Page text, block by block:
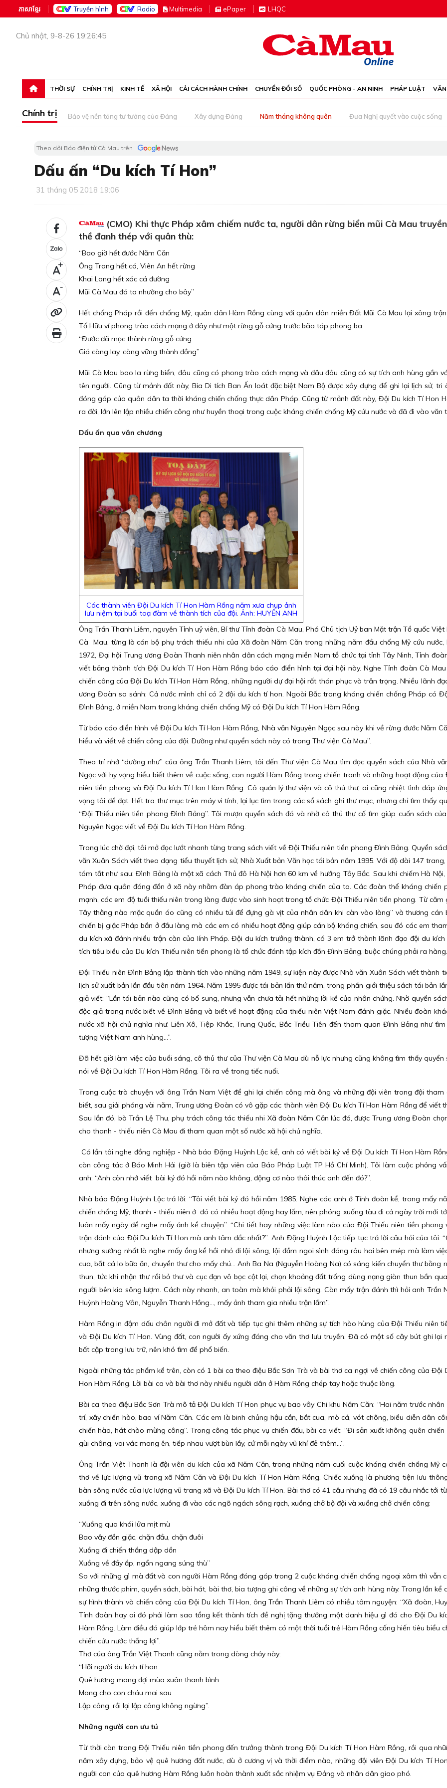
ភាសាខ្មែរ Truyền hình Radio Multimedia ePaper LHQC
Chủ nhật, 9-8-26 19:26:45
THỜI SỰ CHÍNH TRỊ KINH TẾ XÃ HỘI CẢI CÁCH HÀNH CHÍNH CHUYỂN ĐỔI SỐ QUỐC PHÒNG - AN NINH PHÁP LUẬT
Chính trị Bảo vệ nền tảng tư tưởng của Đảng Xây dựng Đảng Năm tháng không quên Đưa Nghị quyết vào cuộc sống
Theo dõi Báo điện tử Cà Mau trên
Dấu ấn “Du kích Tí Hon”
31 tháng 05 2018 19:06
+
-
(CMO) Khi thực Pháp xâm chiếm nước ta, người dân rừng biển mũi Cà Mau
thề đanh thép với quân thù:
“Bao giờ hết đước Năm Căn
Ông Trang hết cá, Viên An hết rừng
Khai Long hết xác cá đường
Mũi Cà Mau đó ta nhường cho bây”
Hết chống Pháp rồi đến chống Mỹ, quân dân Hàm Rồng cùng với quân dân miền Đất Mũi Cà Mau lại xông
Tố Hữu ví phong trào cách mạng ở đây như một rừng gỗ cứng trước bão táp phong ba:
“Đước đã mọc thành rừng gỗ cứng
Gió càng lay, càng vững thành đồng”
Mũi Cà Mau bao la rừng biển, đâu cũng có phong trào cách mạng và đâu đâu cũng có sự tích anh hùng gắn
tên người. Cũng từ mảnh đất này, Bia Di tích Ban Ấn loát đặc biệt Nam Bộ được xây dựng để ghi lại lịch sử, tri
đóng góp của quân dân ta thời kháng chiến chống thực dân Pháp. Cũng từ mảnh đất này, Đội Du kích Tí Hon
ra đời, lớn lên lập nhiều chiến công như huyền thoại trong cuộc kháng chiến chống Mỹ cứu nước và đã đi vào văn
Dấu ấn qua văn chương
Các thành viên Đội Du kích Tí Hon Hàm Rồng năm xưa chụp ảnh
lưu niệm tại buổi toạ đàm về thành tích của đội. Ảnh: HUYỀN ANH
Ông Trần Thanh Liêm, nguyên Tỉnh uỷ viên, Bí thư Tỉnh đoàn Cà Mau, Phó Chủ tịch Uỷ ban Mặt trận Tổ quốc Việt
Cà Mau, từng là cán bộ phụ trách thiếu nhi của Xã đoàn Năm Căn trong những năm đầu chống Mỹ cứu nước,
1972, Đại hội Trung ương Đoàn Thanh niên nhân dân cách mạng miền Nam tổ chức tại tỉnh Tây Ninh, Tỉnh
viết bảng thành tích Đội Du kích Tí Hon Hàm Rồng báo cáo điển hình tại đại hội này. Nghe Tỉnh đoàn Cà
chiến công của Đội Du kích Tí Hon Hàm Rồng, những người dự đại hội rất thán phục và trân trọng. Nhiều lãnh
ương Đoàn so sánh: Cả nước mình chỉ có 2 đội du kích tí hon. Ngoài Bắc trong kháng chiến chống Pháp có
Đình Bảng, ở miền Nam trong kháng chiến chống Mỹ có Đội Du kích Tí Hon Hàm Rồng.
Từ báo cáo điển hình về Đội Du kích Tí Hon Hàm Rồng, Nhà văn Nguyên Ngọc sau này khi về rừng đước Năm
hiểu và viết về chiến công của đội. Dường như quyển sách này có trong Thư viện Cà Mau”.
Theo trí nhớ “dường như” của ông Trần Thanh Liêm, tôi đến Thư viện Cà Mau tìm đọc quyển sách của Nhà
Ngọc với hy vọng hiểu biết thêm về cuộc sống, con người Hàm Rồng trong chiến tranh và những hoạt động của
niên tiền phong và Đội Du kích Tí Hon Hàm Rồng. Cô quản lý thư viện và cô thủ thư, ai cũng nhiệt tình đáp
vọng tôi đề đạt. Hết tra thư mục trên máy vi tính, lại lục tìm trong các sổ sách ghi thư mục, nhưng chỉ tìm thấy
“Đội Thiếu niên tiền phong Đình Bảng”. Tôi mượn quyển sách đó và nhờ cô thủ thư cố tìm giúp cuốn sách
Nguyên Ngọc viết về Đội Du kích Tí Hon Hàm Rồng.
Trong lúc chờ đợi, tôi mở đọc lướt nhanh từng trang sách viết về Đội Thiếu niên tiền phong Đình Bảng. Quyển
văn Xuân Sách viết theo dạng tiểu thuyết lịch sử, Nhà Xuất bản Văn học tái bản năm 1995. Với độ dài 147
tóm tắt như sau: Đình Bảng là một xã cách Thủ đô Hà Nội hơn 60 km về hướng Tây Bắc. Sau khi chiếm Hà
Pháp đưa quân đóng đồn ở xã này nhằm đàn áp phong trào kháng chiến của ta. Các đoàn thể kháng chiến
mạnh, các em độ tuổi thiếu niên trong làng được vào sinh hoạt trong tổ chức Đội Thiếu niên tiền phong. Từ căm
Tây thằng nào mặc quần áo cũng có nhiều túi để đựng gà vịt của nhân dân khi càn vào làng” và thương cán
chiến bị giặc Pháp bắn ở đầu làng mà các em có nhiều hoạt động giúp cán bộ kháng chiến, sau đó các em
du kích xã đánh nhiều trận càn của lính Pháp. Đội du kích trưởng thành, có 3 em trở thành lãnh đạo đội du
tích tiêu biểu của Du kích Thiếu niên tiền phong là tổ chức đánh tập kích đồn Đình Bảng, buộc chúng phải ra hàng.
Đội Thiếu niên Đình Bảng lập thành tích vào những năm 1949, sự kiện này được Nhà văn Xuân Sách viết thành
lịch sử xuất bản lần đầu tiên năm 1964. Năm 1995 được tái bản lần thứ năm, trong phần giới thiệu sách tái bản
giả viết: “Lần tái bản nào cũng có bổ sung, nhưng vẫn chưa tải hết những lời kể của nhân chứng. Nhờ quyển
độc giả trong nước biết về Đình Bảng và biết về hoạt động của thiếu niên Việt Nam đánh giặc. Nhiều đoàn
nước xã hội chủ nghĩa như: Liên Xô, Tiệp Khắc, Trung Quốc, Bắc Triều Tiên đến tham quan Đình Bảng như
tượng Việt Nam anh hùng…”.
Đã hết giờ làm việc của buổi sáng, cô thủ thư của Thư viện Cà Mau dù nỗ lực nhưng cũng không tìm thấy quyển
nói về Đội Du kích Tí Hon Hàm Rồng. Tôi ra về trong tiếc nuối.
Trong cuộc trò chuyện với ông Trần Nam Việt để ghi lại chiến công mà ông và những đội viên trong đội tham
biết, sau giải phóng vài năm, Trung ương Đoàn có vô gặp các thành viên Đội Du kích Tí Hon Hàm Rồng để viết
Sau lần đó, bà Trần Lệ Thu, phụ trách công tác thiếu nhi Xã đoàn Năm Căn lúc đó, được Trung ương Đoàn
cho thanh - thiếu niên Cà Mau đi tham quan một số nước xã hội chủ nghĩa.
Có lần tôi nghe đồng nghiệp - Nhà báo Đặng Huỳnh Lộc kể, anh có viết bài ký về Đội Du kích Tí Hon Hàm
còn công tác ở Báo Minh Hải (giờ là biên tập viên của Báo Pháp Luật TP Hồ Chí Minh). Tôi làm cuộc phỏng
anh: “Anh còn nhớ viết bài ký đó hồi năm nào không, động cơ nào thôi thúc anh đến đó?”.
Nhà báo Đặng Huỳnh Lộc trả lời: “Tôi viết bài ký đó hồi năm 1985. Nghe các anh ở Tỉnh đoàn kể, trong mấy
chiến chống Mỹ, thanh - thiếu niên ở đó có nhiều hoạt động hay lắm, nên phóng xuống tàu đi cả ngày trời mới
luôn mấy ngày để nghe mấy ảnh kể chuyện”. “Chi tiết hay những việc làm nào của Đội Thiếu niên tiền phong
trận đánh của Đội Du kích Tí Hon mà anh tâm đắc nhất?”. Anh Đặng Huỳnh Lộc tiếp tục trả lời câu hỏi của tôi:
nhưng sướng nhất là nghe mấy ổng kể hồi nhỏ đi lội sông, lội đầm ngoi sình đóng râu hai bên mép mà làm
cua, bắt cá lo bữa ăn, chuyển thư cho mấy chú... Anh Ba Na (Nguyễn Hoàng Na) có sáng kiến chuyển thư bằng
thun, tức khi nhận thư rồi bỏ thư và cục đạn vô bọc cột lại, chọn khoảng đất trống dùng nạng giàn thun bắn
người bên kia sông lượm. Cách này nhanh, an toàn mà khỏi phải lội sông. Còn mấy trận đánh thì hỏi anh Trần
Huỳnh Hoàng Vân, Nguyễn Thanh Hồng…, mấy ảnh tham gia nhiều trận lắm”.
Hàm Rồng in đậm dấu chân người đi mở đất và tiếp tục ghi thêm những sự tích hào hùng của Đội Thiếu niên
và Đội Du kích Tí Hon. Vùng đất, con người ấy xứng đáng cho văn thơ lưu truyền. Đã có một số cây bút ghi lại
bất cập trong lưu trữ, nên khó tìm để phổ biến.
Ngoài những tác phẩm kể trên, còn có 1 bài ca theo điệu Bắc Sơn Trà và bài thơ ca ngợi về chiến công của Đội
Hon Hàm Rồng. Lời bài ca và bài thơ này nhiều người dân ở Hàm Rồng chép tay hoặc thuộc lòng.
Bài ca theo điệu Bắc Sơn Trà mô tả Đội Du kích Tí Hon phục vụ bao vây Chi khu Năm Căn: “Hai năm trước
trí, xây chiến hào, bao ví Năm Căn. Các em là binh chủng hậu cần, bắt cua, mò cá, vót chông, biểu diễn dân
chiến hào, hát chào mừng công”. Trong công tác phục vụ chiến đấu, bài ca viết: “Đi sản xuất không quên chiến
gùi chông, vai vác mang ên, tiếp nhau vượt bùn lầy, cứ mỗi ngày vũ khí đẻ thêm...”.
Ông Trần Việt Thanh là đội viên du kích của xã Năm Căn, trong những năm cuối cuộc kháng chiến chống Mỹ
thơ về lực lượng vũ trang xã Năm Căn và Đội Du kích Tí Hon Hàm Rồng. Chiếc xuồng là phương tiện lưu
bàn sông nước của lực lượng vũ trang xã và Đội Du kích Tí Hon. Bài thơ có 41 câu nhưng đã có 19 câu nhắc tới từ
xuồng đi trên sông nước, xuồng đi vào các ngõ ngách sông rạch, xuồng chở bộ đội và xuồng chở chiến công:
“Xuồng qua khói lửa mịt mù
Bao vây đồn giặc, chặn đầu, chặn đuôi
Xuồng đi chiến thắng dập dồn
Xuồng về đầy ắp, ngổn ngang súng thù”
So với những gì mà đất và con người Hàm Rồng đóng góp trong 2 cuộc kháng chiến chống ngoại xâm thì vẫn
những thước phim, quyển sách, bài hát, bài thơ, bia tượng ghi công về những sự tích anh hùng này. Trong lần kể
sự hình thành và chiến công của Đội Du kích Tí Hon, ông Trần Thanh Liêm có nhiều tâm nguyện: “Xã đoàn,
Tỉnh đoàn hay ai đó phải làm sao tổng kết thành tích đề nghị tặng thưởng một danh hiệu gì đó cho Đội Du
Hàm Rồng. Làm điều đó giúp lớp trẻ hôm nay hiểu biết thêm có một thời tuổi trẻ Hàm Rồng cống hiến tiêu biểu
chiến cứu nước thắng lợi”.
Thơ của ông Trần Việt Thanh cũng nằm trong dòng chảy này:
“Hỡi người du kích tí hon
Quê hương mong đợi mùa xuân thanh bình
Mong cho con cháu mai sau
Lập công, rồi lại lập công không ngừng”.
Những người con ưu tú
Từ thời còn trong Đội Thiếu niên tiền phong đến trưởng thành trong Đội Du kích Tí Hon Hàm Rồng, rồi qua
năm xây dựng, bảo vệ quê hương đất nước, dù ở cương vị và thời điểm nào, những đội viên Đội Du kích Tí
người con của quê hương Hàm Rồng luôn hoàn thành xuất sắc nhiệm vụ Đảng và nhân dân giao phó.